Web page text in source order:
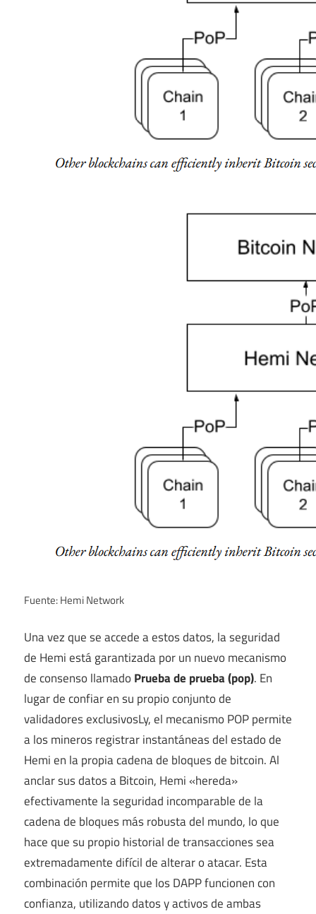
Fuente: Hemi Network
Una vez que se accede a estos datos, la seguridad
de Hemi está garantizada por un nuevo mecanismo
de consenso llamado Prueba de prueba (pop). En
lugar de confiar en su propio conjunto de
validadores exclusivosLy, el mecanismo POP permite
a los mineros registrar instantáneas del estado de
Hemi en la propia cadena de bloques de bitcoin. Al
anclar sus datos a Bitcoin, Hemi «hereda»
efectivamente la seguridad incomparable de la
cadena de bloques más robusta del mundo, lo que
hace que su propio historial de transacciones sea
extremadamente difícil de alterar o atacar. Esta
combinación permite que los DAPP funcionen con
confianza, utilizando datos y activos de ambas